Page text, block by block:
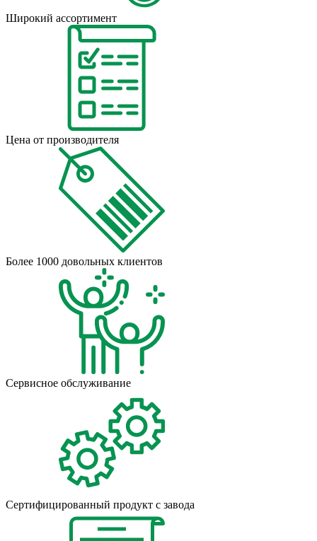
Широкий ассортимент
Цена от производителя
Более 1000 довольных клиентов
Сервисное обслуживание
Сертифицированный продукт с завода